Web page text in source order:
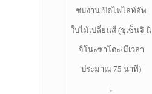
ชมงานเปิดไฟไลท์อัพ
ใบไม้เปลี่ยนสี (ชุเซ็นจิ นิ
จิโนะซาโตะ/มีเวลา
ประมาณ 75 นาที)
↓